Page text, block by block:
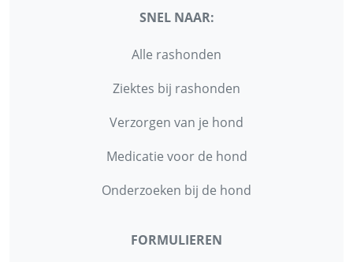
SNEL NAAR:
Alle rashonden
Ziektes bij rashonden
Verzorgen van je hond
Medicatie voor de hond
Onderzoeken bij de hond
FORMULIEREN